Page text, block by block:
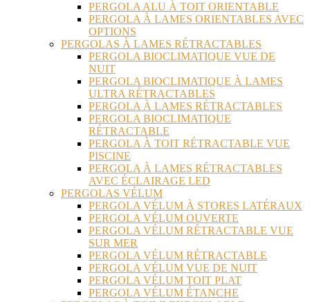
PERGOLA ALU À TOIT ORIENTABLE
PERGOLA À LAMES ORIENTABLES AVEC
OPTIONS
PERGOLAS À LAMES RÉTRACTABLES
PERGOLA BIOCLIMATIQUE VUE DE
NUIT
PERGOLA BIOCLIMATIQUE À LAMES
ULTRA RÉTRACTABLES
PERGOLA À LAMES RÉTRACTABLES
PERGOLA BIOCLIMATIQUE
RÉTRACTABLE
PERGOLA À TOIT RÉTRACTABLE VUE
PISCINE
PERGOLA À LAMES RÉTRACTABLES
AVEC ÉCLAIRAGE LED
PERGOLAS VÉLUM
PERGOLA VÉLUM À STORES LATÉRAUX
PERGOLA VÉLUM OUVERTE
PERGOLA VÉLUM RÉTRACTABLE VUE
SUR MER
PERGOLA VÉLUM RÉTRACTABLE
PERGOLA VÉLUM VUE DE NUIT
PERGOLA VÉLUM TOIT PLAT
PERGOLA VÉLUM ÉTANCHE